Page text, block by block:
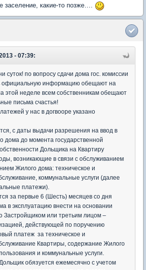
заселение, какие-то позже….
- 07:39:
суток! по вопросу сдачи дома гос. комиссии
официальную информацию обещают на
этой неделе всем собственникам обещают
письма счастья!
у нас в догвооре указано
с даты выдачи разрешения на ввод в
дома до момента государственной
Дольщика на Квартиру
возникающие в связи с обслуживанием
Жилого дома: техническое и
коммунальные услуги (далее
платежи).
за первые 6 (Шесть) месяцев со дня
в эксплуатацию внести на основании
Застройщиком или третьим лицом –
действующей по поручению
платеж за техническое и
Квартиры, содержание Жилого
и коммунальные услуги.
обязуется ежемесячно с учетом